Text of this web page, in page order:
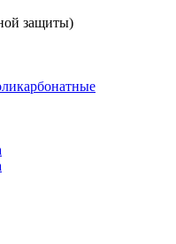
защиты)